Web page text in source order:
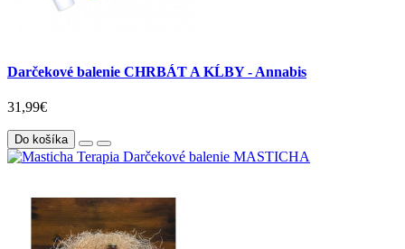
Darčekové balenie CHRBÁT A KĹBY - Annabis
31,99€
Do košíka